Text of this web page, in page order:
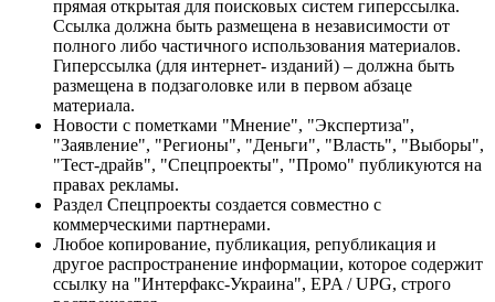
прямая открытая для поисковых систем гиперссылка.
Ссылка должна быть размещена в независимости от
полного либо частичного использования материалов.
Гиперссылка (для интернет- изданий) – должна быть
размещена в подзаголовке или в первом абзаце
материала.
Новости с пометками "Мнение", "Экспертиза",
"Заявление", "Регионы", "Деньги", "Власть", "Выборы",
"Тест-драйв", "Спецпроекты", "Промо" публикуются на
правах рекламы.
Раздел Спецпроекты создается совместно с
коммерческими партнерами.
Любое копирование, публикация, републикация и
другое распространение информации, которое содержит
ссылку на "Интерфакс-Украина", EPA / UPG, строго